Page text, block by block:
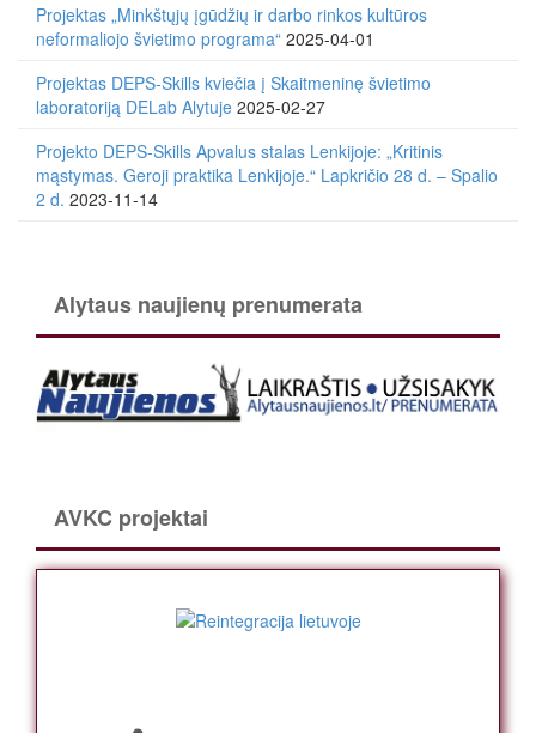
Projektas „Minkštųjų įgūdžių ir darbo rinkos kultūros
neformaliojo švietimo programa“ 2025-04-01
Projektas DEPS-Skills kviečia į Skaitmeninę švietimo
laboratoriją DELab Alytuje 2025-02-27
Projekto DEPS-Skills Apvalus stalas Lenkijoje: „Kritinis
mąstymas. Geroji praktika Lenkijoje.“ Lapkričio 28 d. – Spalio
2 d. 2023-11-14
Alytaus naujienų prenumerata
AVKC projektai